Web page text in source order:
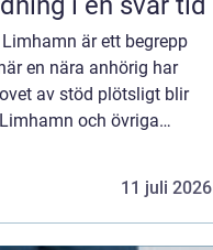
är ett begrepp
en nära anhörig har
av stöd plötsligt blir
och övriga
11 juli 2026